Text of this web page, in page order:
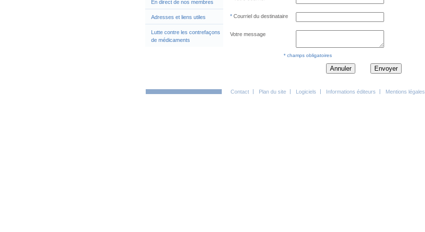
En direct de nos membres
Adresses et liens utiles
Lutte contre les contrefaçons
de médicaments
Courriel du destinataire
Votre message
* champs obligatoires
Annuler Envoyer
Contact Plan du site Logiciels Informations éditeurs Mentions légales